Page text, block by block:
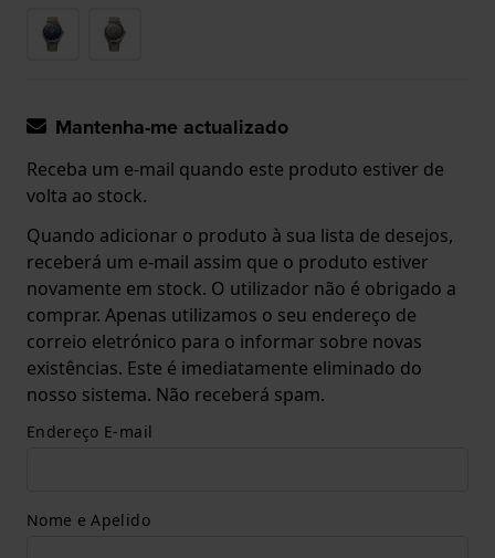
Mantenha-me actualizado
Receba um e-mail quando este produto estiver de
volta ao stock.
Quando adicionar o produto à sua lista de desejos,
receberá um e-mail assim que o produto estiver
novamente em stock. O utilizador não é obrigado a
comprar. Apenas utilizamos o seu endereço de
correio eletrónico para o informar sobre novas
existências. Este é imediatamente eliminado do
nosso sistema. Não receberá spam.
Endereço E-mail
Nome e Apelido